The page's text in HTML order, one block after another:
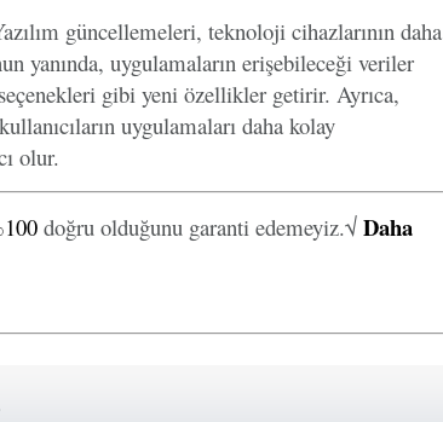
güncellemeleri, teknoloji cihazlarının daha
yanında, uygulamaların erişebileceği veriler
gibi yeni özellikler getirir. Ayrıca,
uygulamaları daha kolay
olur.
doğru olduğunu garanti edemeyiz.√ Daha